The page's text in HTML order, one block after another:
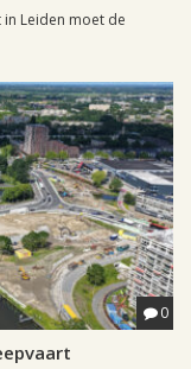
in Leiden moet de
0